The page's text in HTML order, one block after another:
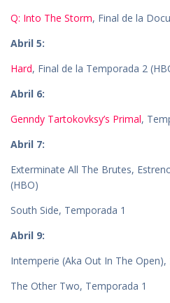
Q: Into The Storm, Final de la
Abril 5:
Hard, Final de la Temporada 2
Abril 6:
Genndy Tartokovksy’s Primal,
Abril 7:
Exterminate All The Brutes,
(HBO)
South Side, Temporada 1
Abril 9:
Intemperie (Aka Out In The
The Other Two, Temporada 1